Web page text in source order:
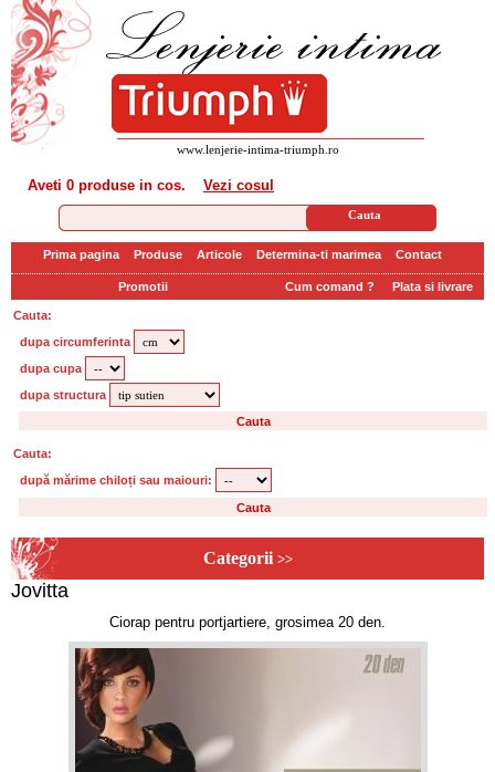
www.lenjerie-intima-triumph.ro
Aveti 0 produse in cos. Vezi cosul
Prima pagina Produse Articole Determina-ti marimea Contact
Promotii Cum comand ? Plata si livrare
Cauta:
dupa circumferinta
dupa cupa
dupa structura
Cauta:
după mărime chiloți sau maiouri:
Categorii >>
Jovitta
Ciorap pentru portjartiere, grosimea 20 den.